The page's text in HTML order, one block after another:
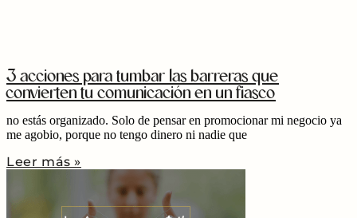
3 acciones para tumbar las barreras que
convierten tu comunicación en un fiasco
no estás organizado. Solo de pensar en promocionar mi negocio ya
me agobio, porque no tengo dinero ni nadie que
Leer más »